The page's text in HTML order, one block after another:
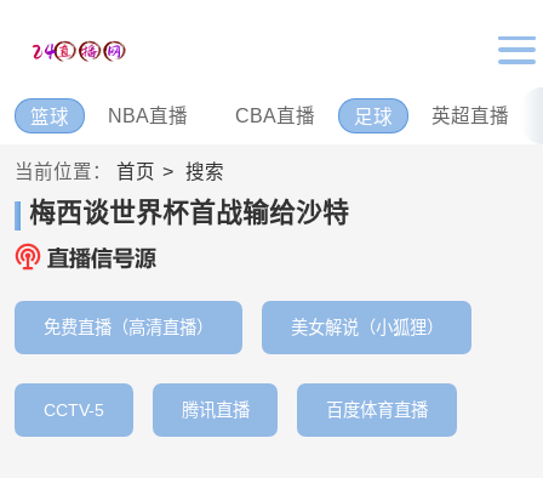
篮球 NBA直播 CBA直播 足球 英超直播
当前位置： 首页 搜索
梅西谈世界杯首战输给沙特
免费直播（高清直播） 美女解说（小狐狸）
CCTV-5 腾讯直播 百度体育直播